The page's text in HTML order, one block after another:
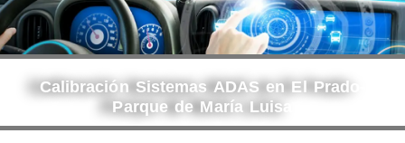
Calibración Sistemas ADAS en El Prado-
Parque de María Luisa